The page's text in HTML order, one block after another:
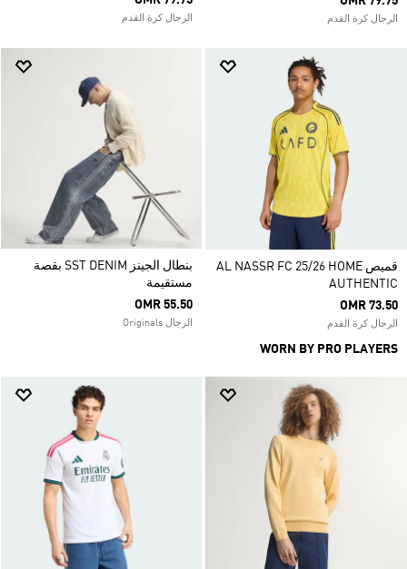
الرجال كرة القدم الرجال كرة القدم
قميص AL NASSR FC 25/26 HOME
AUTHENTIC
OMR 73.50
الرجال كرة القدم
WORN BY PRO PLAYERS
بنطال الجينز SST DENIM بقصة
مستقيمة
OMR 55.50
الرجال Originals